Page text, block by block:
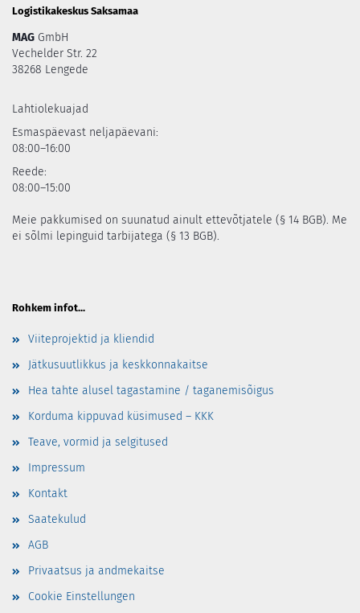
Logistikakeskus Saksamaa
MAG GmbH
Vechelder Str. 22
38268 Lengede
Lahtiolekuajad
Esmaspäevast neljapäevani:
08:00–16:00
Reede:
08:00–15:00
Meie pakkumised on suunatud ainult ettevõtjatele (§ 14 BGB). Me
ei sõlmi lepinguid tarbijatega (§ 13 BGB).
Rohkem infot...
Viiteprojektid ja kliendid
Jätkusuutlikkus ja keskkonnakaitse
Hea tahte alusel tagastamine / taganemisõigus
Korduma kippuvad küsimused – KKK
Teave, vormid ja selgitused
Impressum
Kontakt
Saatekulud
AGB
Privaatsus ja andmekaitse
Cookie Einstellungen